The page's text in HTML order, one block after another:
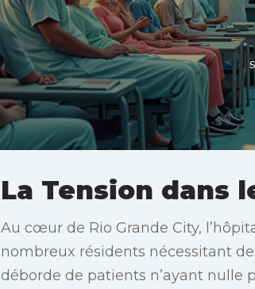
La Tension dans
Au cœur de Rio Grande City,
nombreux résidents nécessitant
déborde de patients n’ayant nulle